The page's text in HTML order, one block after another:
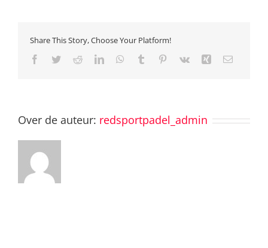
Share This Story, Choose Your Platform!
Facebook
TwitterRedditLinkedInWhatsApp
Tumblr Pinterest
Vk Xing E-
Over de auteur: redsportpadel_admin